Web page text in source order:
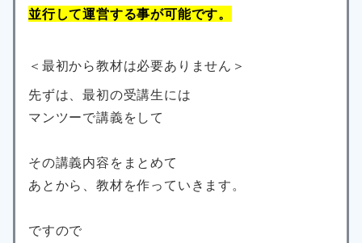
並行して運営する事が可能です。
＜最初から教材は必要ありません＞
先ずは、最初の受講生には
マンツーで講義をして
その講義内容をまとめて
あとから、教材を作っていきます。
ですので